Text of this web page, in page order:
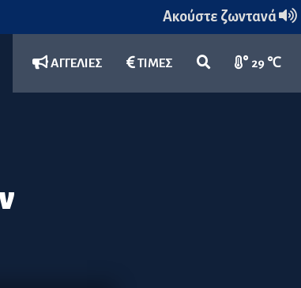
Ακούστε ζωντανά
ΑΓΓΕΛΙΕΣ ΤΙΜΕΣ 29 ℃